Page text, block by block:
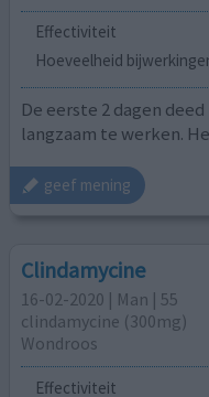
Effectiviteit
Hoeveelheid
De eerste 2 dagen
langzaam te werken.
geef mening
Clindamycine
16-02-2020 | Man | 55
clindamycine (300mg)
Wondroos
Effectiviteit